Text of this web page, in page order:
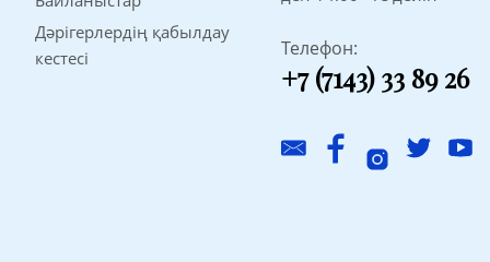
Дәрігерлердің қабылдау
кестесі
Телефон:
+7 (7143) 33 89 26